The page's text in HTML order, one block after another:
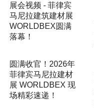
展会视频 - 菲律宾
马尼拉建筑建材展
WORLDBEX圆满
落幕！
圆满收官！2026年
菲律宾马尼拉建材
展 WORLDBEX 现
场精彩速递！